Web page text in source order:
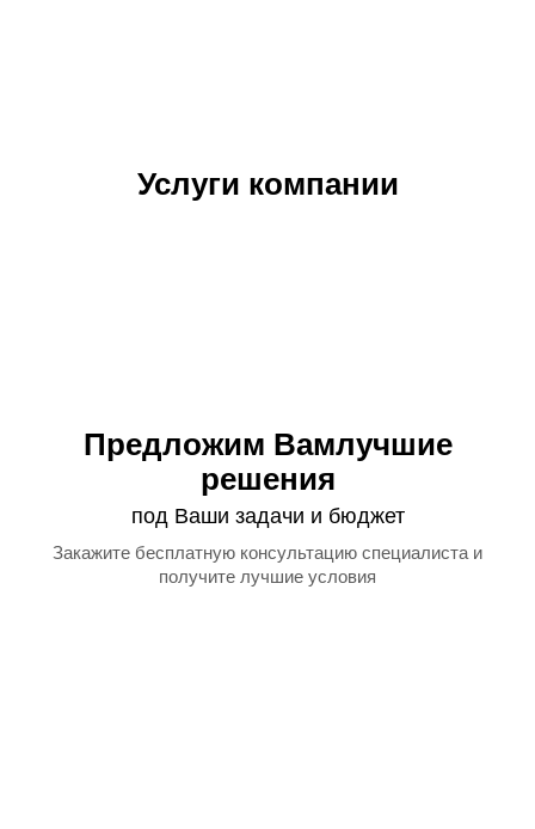
Услуги компании
Предложим Вамлучшие
решения
под Ваши задачи и бюджет
Закажите бесплатную консультацию специалиста и
получите лучшие условия